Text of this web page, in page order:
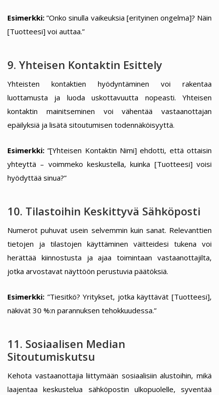
Esimerkki: ”Onko sinulla vaikeuksia [erityinen ongelma]? Näin
[Tuotteesi] voi auttaa.”
9. Yhteisen Kontaktin Esittely
Yhteisten kontaktien hyödyntäminen voi rakentaa
luottamusta ja luoda uskottavuutta nopeasti. Yhteisen
kontaktin mainitseminen voi vähentää vastaanottajan
epäilyksiä ja lisätä sitoutumisen todennäköisyyttä.
Esimerkki: ”[Yhteisen Kontaktin Nimi] ehdotti, että ottaisin
yhteyttä – voimmeko keskustella, kuinka [Tuotteesi] voisi
hyödyttää sinua?”
10. Tilastoihin Keskittyvä Sähköposti
Numerot puhuvat usein selvemmin kuin sanat. Relevanttien
tietojen ja tilastojen käyttäminen väitteidesi tukena voi
herättää kiinnostusta ja ajaa toimintaan vastaanottajilta,
jotka arvostavat näyttöön perustuvia päätöksiä.
Esimerkki: ”Tiesitkö? Yritykset, jotka käyttävät [Tuotteesi],
näkivät 30 %:n parannuksen tehokkuudessa.”
11. Sosiaalisen Median
Sitoutumiskutsu
Kehota vastaanottajia liittymään sosiaalisiin alustoihin, mikä
laajentaa keskustelua sähköpostin ulkopuolelle, syventää